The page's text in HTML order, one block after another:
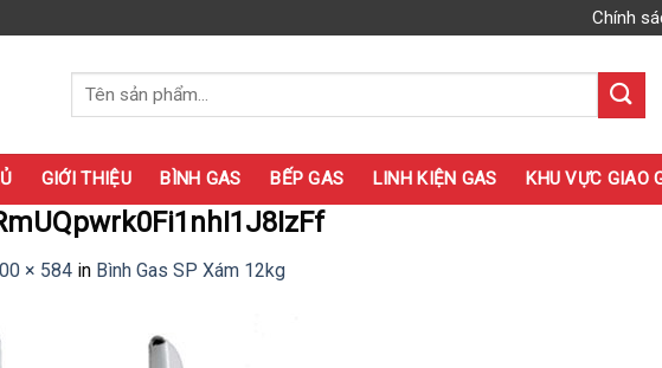
Chính
Tìm
kiếm:
GIỚI THIỆU BÌNH GAS BẾP GAS LINH KIỆN GAS KHU VỰC GIAO
× 584 in Bình Gas SP Xám 12kg